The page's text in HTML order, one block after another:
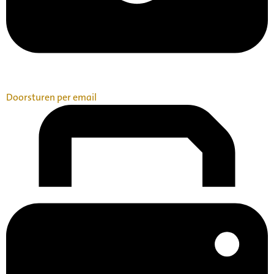
Doorsturen per email